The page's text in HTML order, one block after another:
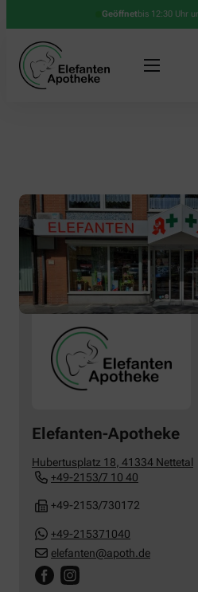
Geöffnetbis 12:30 Uhr
Elefanten-Apotheke
Hubertusplatz 18, 41334 Nettetal
+49-2153/7 10 40
+49-2153/730172
+49-215371040
elefanten@apoth.de